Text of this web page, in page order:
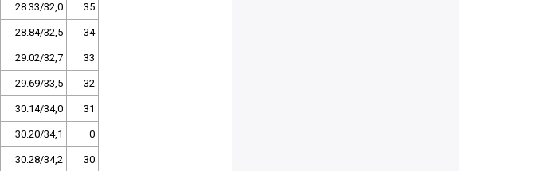
28.33/32,0 35
28.84/32,5 34
29.02/32,7 33
29.69/33,5 32
30.14/34,0 31
30.20/34,1 0
30.28/34,2 30